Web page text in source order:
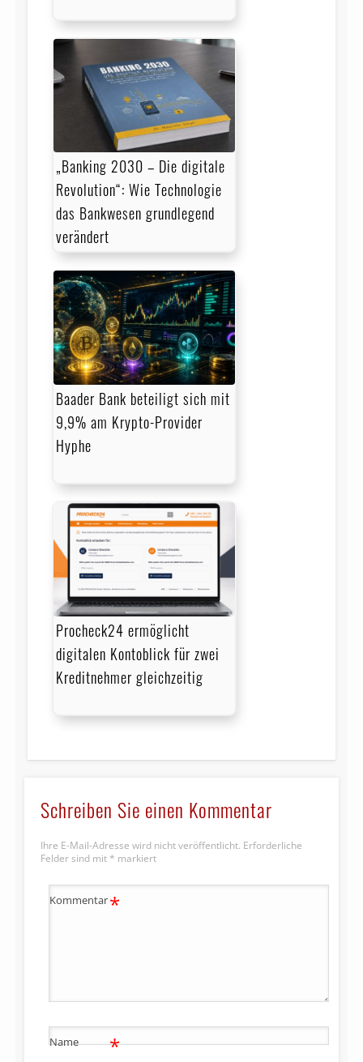
„Banking 2030 – Die digitale
Revolution“: Wie Technologie
das Bankwesen grundlegend
verändert
Baader Bank beteiligt sich mit
9,9% am Krypto-Provider
Hyphe
Procheck24 ermöglicht
digitalen Kontoblick für zwei
Kreditnehmer gleichzeitig
Schreiben Sie einen Kommentar
Ihre E-Mail-Adresse wird nicht veröffentlicht. Erforderliche
Felder sind mit * markiert
Kommentar*
Name *